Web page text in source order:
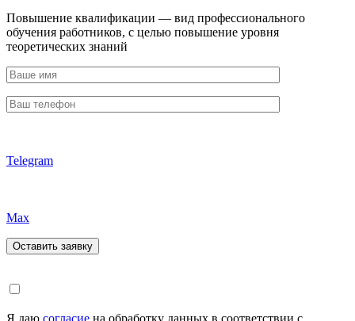
Повышение квалификации — вид профессионального
обучения работников, с целью повышение уровня
теоретических знаний
Telegram
Max
Я даю согласие на обработку данных в соответствии с